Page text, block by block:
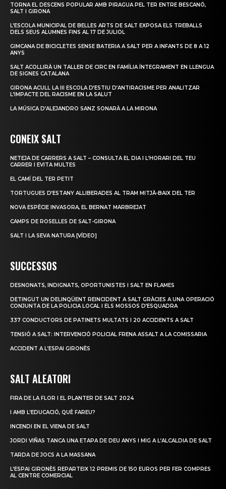
TORNA EL DESCENS POPULAR AMB PIRAGUA PEL TER ENTRE BESCANÓ,
SALT I GIRONA
L’ESCOLA MUNICIPAL DE BELLES ARTS DE SALT EXPOSA ELS TREBALLS
DELS SEUS ALUMNES FINS AL 17 DE JULIOL
GIMCANA DE BICICLETES SENSE BATERIA A SALT PER A INFANTS DE 8 A 12
ANYS
SALT ACOLLIRÀ UN TALLER DE CIRC EN FAMÍLIA ÍNTEGRAMENT EN LLENGUA
DE SIGNES CATALANA
GIRONA ACULL LA III ESCOLA D’ESTIU D’ANTIRACISME PER ANALITZAR
L’IMPACTE DEL RACISME EN LA SALUT
LA MÚSICA D’ALEJANDRO SANZ SONARÀ A LA MIRONA
CONEIX SALT
NETEJA DE CARRERS A SALT – CONSULTA EL DIA I L’HORARI DEL TEU
CARRER I EVITA MULTES
EL CAMÍ DEL TER PETIT
TORTUGUES D’ESTANY ALLIBERADES AL TRAM MITJÀ-BAIX DEL TER
NOVA ESPÈCIE INVASORA, EL BERNAT MARBREJAT
CAMPS DE ROSELLES DE SALT-GIRONA
SALT I LA SEVA NATURA [VÍDEO]
SUCCESSOS
DESNONATS, INDIGNATS, OPORTUNISTES I SALT EN FLAMES
DETINGUT UN DELINQÜENT REINCIDENT A SALT GRÀCIES A UNA OPERACIÓ
CONJUNTA DE LA POLICIA LOCAL I ELS MOSSOS D’ESQUADRA
337 CONDUCTORS DE PATINETS MULTATS I 20 ACCIDENTS A SALT
TENSIÓ A SALT: INTERVENCIÓ POLICIAL FRENA ASSALT A LA COMISSARIA
ACCIDENT A L’ESPAI GIRONÈS
SALT ALEATORI
FIRA DE LA FLOR I EL PLANTER DE SALT 2024
I AMB L’EDUCACIÓ, QUÈ FAREU?
INCENDI EN EL VIENA DE SALT
JORDI VIÑAS TANCA UNA ETAPA DE DEU ANYS I MIG A L’ALCALDIA DE SALT
TARDA DE JOCS A LA MASSANA
L’ESPAI GIRONÈS REPARTEIX 12 PREMIS DE 150 EUROS PER FER COMPRES
AL CENTRE COMERCIAL